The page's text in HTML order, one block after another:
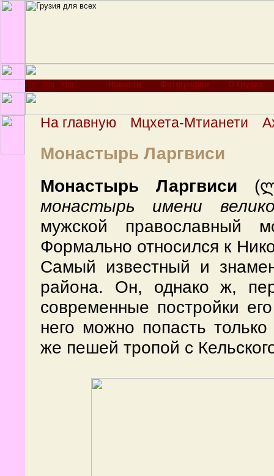
Новости Фотографии О Грузии
На главную Мцхета-Мтианети
Монастырь Ларгвиси
Монастырь Ларгвиси
монастырь имени
мужской православный
Формально относился к
Самый известный и
района. Он, однако ж,
современные постройки
него можно попасть
же пешей тропой с